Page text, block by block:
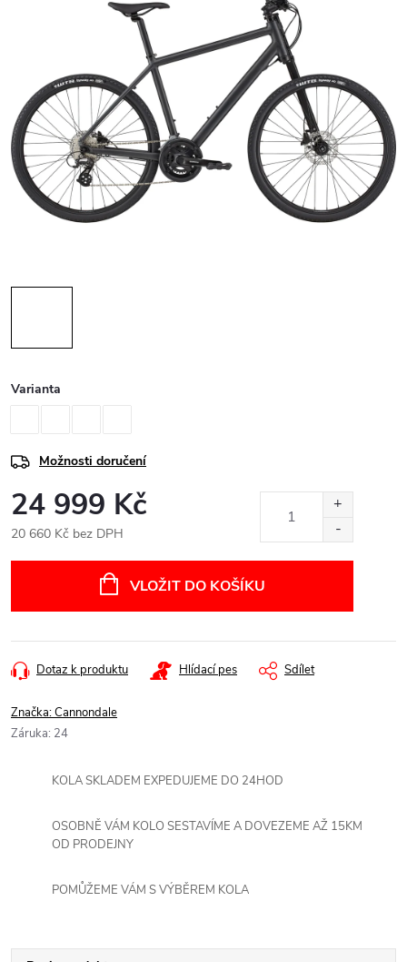
Varianta
Možnosti doručení
24 999 Kč
20 660 Kč bez DPH
VLOŽIT DO KOŠÍKU
Dotaz k produktu Hlídací pes Sdílet
Značka:Cannondale
Záruka: 24
KOLA SKLADEM EXPEDUJEME DO 24HOD
OSOBNĚ VÁM KOLO SESTAVÍME A DOVEZEME AŽ 15KM
OD PRODEJNY
POMŮŽEME VÁM S VÝBĚREM KOLA